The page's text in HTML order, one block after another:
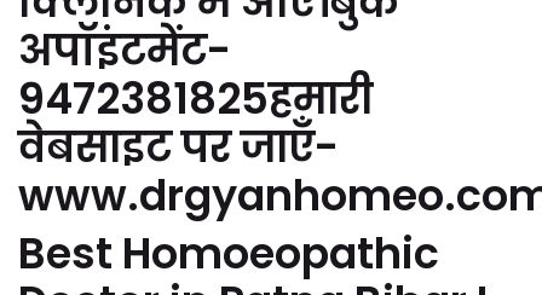
अपॉइंटमेंट-
9472381825हमारी
वेबसाइट पर जाएँ-
Best Homoeopathic